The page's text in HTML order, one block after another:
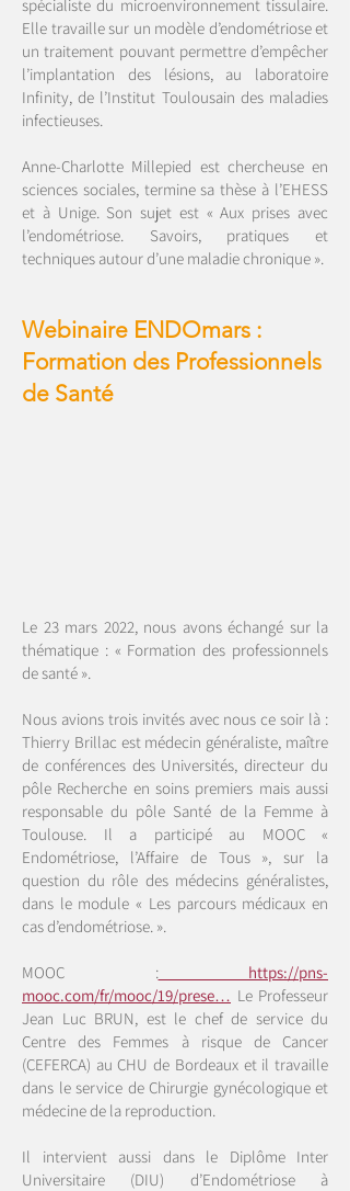
spécialiste du microenvironnement tissulaire.
Elle travaille sur un modèle d’endométriose et
un traitement pouvant permettre d’empêcher
l’implantation des lésions, au laboratoire
Infinity, de l’Institut Toulousain des maladies
infectieuses.
Anne-Charlotte Millepied est chercheuse en
sciences sociales, termine sa thèse à l’EHESS
et à Unige. Son sujet est « Aux prises avec
l’endométriose. Savoirs, pratiques et
techniques autour d’une maladie chronique ».
Webinaire ENDOmars :
Formation des Professionnels
de Santé
Le 23 mars 2022, nous avons échangé sur la
thématique : « Formation des professionnels
de santé ».
Nous avions trois invités avec nous ce soir là :
Thierry Brillac est médecin généraliste, maître
de conférences des Universités, directeur du
pôle Recherche en soins premiers mais aussi
responsable du pôle Santé de la Femme à
Toulouse. Il a participé au MOOC «
Endométriose, l’Affaire de Tous », sur la
question du rôle des médecins généralistes,
dans le module « Les parcours médicaux en
cas d’endométriose. ».
MOOC :
https://pns-
mooc.com/fr/mooc/19/prese… Le Professeur
Jean Luc BRUN, est le chef de service du
Centre des Femmes à risque de Cancer
(CEFERCA) au CHU de Bordeaux et il travaille
dans le service de Chirurgie gynécologique et
médecine de la reproduction.
Il intervient aussi dans le Diplôme Inter
Universitaire (DIU) d’Endométriose à